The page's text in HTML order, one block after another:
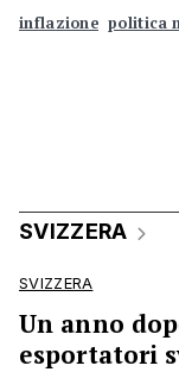
inflazione politica
SVIZZERA
SVIZZERA
Un anno
esportatori